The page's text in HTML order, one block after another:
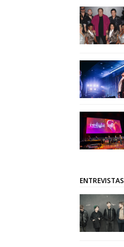
ENTREVISTAS